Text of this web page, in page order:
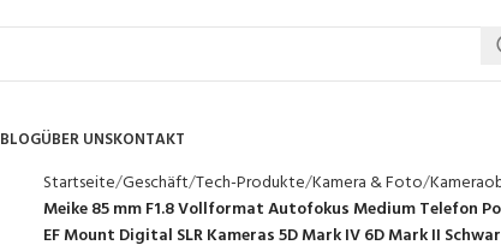
BLOGÜBER UNSKONTAKT
Startseite Geschäft Tech-Produkte Kamera & Foto
Meike 85 mm F1.8 Vollformat Autofokus Medium Telefon
EF Mount Digital SLR Kameras 5D Mark IV 6D Mark II